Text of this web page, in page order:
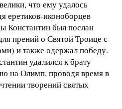
что ему удалось
еретиков-иконоборцев
Константин был послан
прений о Святой Троице с
и также одержал победу.
удалился к брату
на Олимп, проводя время в
творений святых